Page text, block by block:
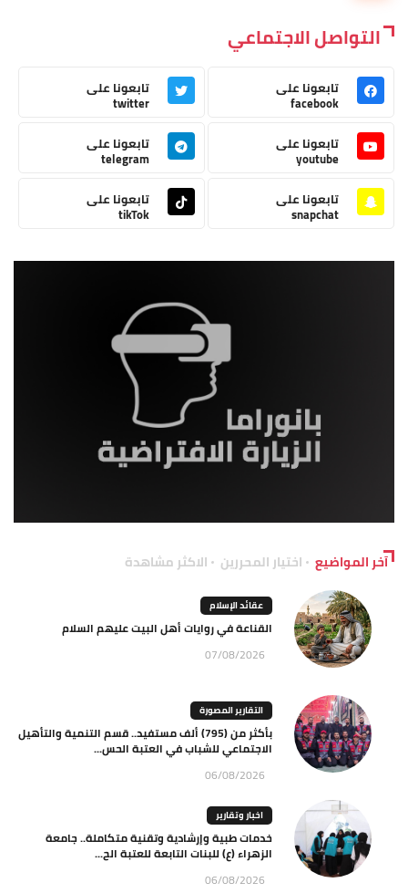
التواصل الاجتماعي
تابعونا على
facebook
تابعونا على
twitter
تابعونا على
youtube
تابعونا على
telegram
تابعونا على
snapchat
تابعونا على
tikTok
آخر المواضيع اختيار المحررين الاكثر مشاهدة
عقائد الإسلام
القناعة في روايات أهل البيت عليهم السلام
07/08/2026
التقارير المصورة
بأكثر من (795) ألف مستفيد.. قسم التنمية والتأهيل
الاجتماعي للشباب في العتبة الحس...
06/08/2026
اخبار وتقارير
خدمات طبية وإرشادية وتقنية متكاملة.. جامعة
الزهراء (ع) للبنات التابعة للعتبة الح...
06/08/2026